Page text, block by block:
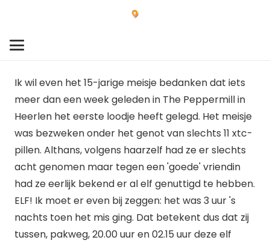
Ik wil even het 15-jarige meisje bedanken dat iets
meer dan een week geleden in The Peppermill in
Heerlen het eerste loodje heeft gelegd. Het meisje
was bezweken onder het genot van slechts 11 xtc-
pillen. Althans, volgens haarzelf had ze er slechts
acht genomen maar tegen een 'goede' vriendin
had ze eerlijk bekend er al elf genuttigd te hebben.
ELF! Ik moet er even bij zeggen: het was 3 uur 's
nachts toen het mis ging. Dat betekent dus dat zij
tussen, pakweg, 20.00 uur en 02.15 uur deze elf